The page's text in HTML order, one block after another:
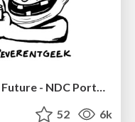
JavaScript: Past, Present, and Future - NDC Porto 2020
52 6k